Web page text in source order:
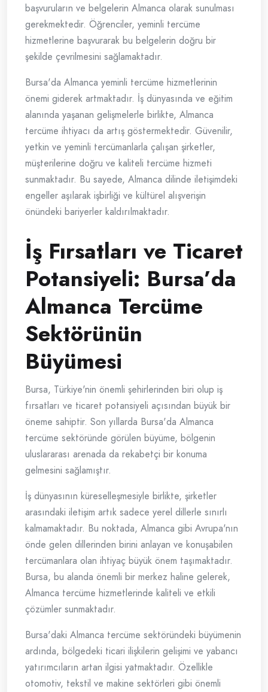
başvuruların ve belgelerin Almanca olarak sunulması
gerekmektedir. Öğrenciler, yeminli tercüme
hizmetlerine başvurarak bu belgelerin doğru bir
şekilde çevrilmesini sağlamaktadır.
Bursa'da Almanca yeminli tercüme hizmetlerinin
önemi giderek artmaktadır. İş dünyasında ve eğitim
alanında yaşanan gelişmelerle birlikte, Almanca
tercüme ihtiyacı da artış göstermektedir. Güvenilir,
yetkin ve yeminli tercümanlarla çalışan şirketler,
müşterilerine doğru ve kaliteli tercüme hizmeti
sunmaktadır. Bu sayede, Almanca dilinde iletişimdeki
engeller aşılarak işbirliği ve kültürel alışverişin
önündeki bariyerler kaldırılmaktadır.
İş Fırsatları ve Ticaret
Potansiyeli: Bursa’da
Almanca Tercüme
Sektörünün
Büyümesi
Bursa, Türkiye'nin önemli şehirlerinden biri olup iş
fırsatları ve ticaret potansiyeli açısından büyük bir
öneme sahiptir. Son yıllarda Bursa'da Almanca
tercüme sektöründe görülen büyüme, bölgenin
uluslararası arenada da rekabetçi bir konuma
gelmesini sağlamıştır.
İş dünyasının küreselleşmesiyle birlikte, şirketler
arasındaki iletişim artık sadece yerel dillerle sınırlı
kalmamaktadır. Bu noktada, Almanca gibi Avrupa'nın
önde gelen dillerinden birini anlayan ve konuşabilen
tercümanlara olan ihtiyaç büyük önem taşımaktadır.
Bursa, bu alanda önemli bir merkez haline gelerek,
Almanca tercüme hizmetlerinde kaliteli ve etkili
çözümler sunmaktadır.
Bursa'daki Almanca tercüme sektöründeki büyümenin
ardında, bölgedeki ticari ilişkilerin gelişimi ve yabancı
yatırımcıların artan ilgisi yatmaktadır. Özellikle
otomotiv, tekstil ve makine sektörleri gibi önemli